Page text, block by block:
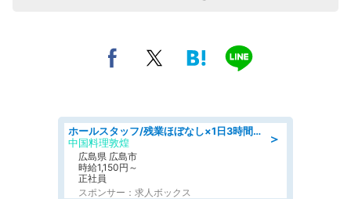
＞
ホールスタッフ/残業ほぼなし×1日3時間〜勤務OK!フォロー体制も充実/広島県/広島市南区
中国料理敦煌
広島県 広島市
時給1,150円～
正社員
スポンサー：求人ボックス